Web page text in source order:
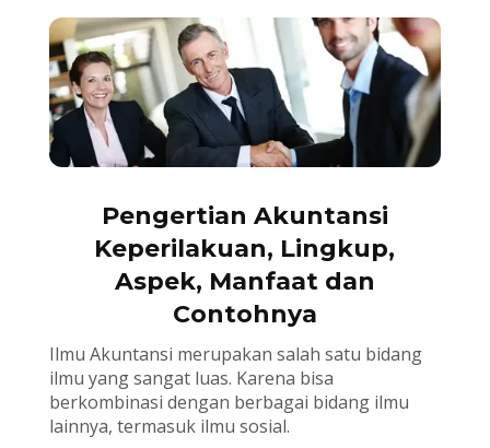
Pengertian Akuntansi
Keperilakuan, Lingkup,
Aspek, Manfaat dan
Contohnya
Ilmu Akuntansi merupakan salah satu bidang
ilmu yang sangat luas. Karena bisa
berkombinasi dengan berbagai bidang ilmu
lainnya, termasuk ilmu sosial.